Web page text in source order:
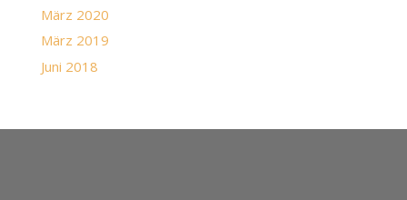
März 2020
März 2019
Juni 2018